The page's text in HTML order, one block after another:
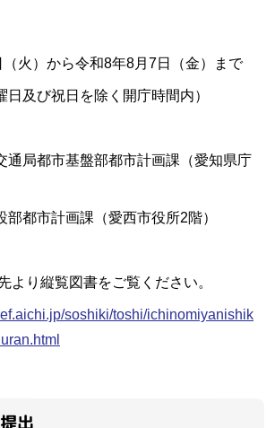
火）から令和8年8月7日（金）まで
及び祝日を除く開庁時間内）
局都市基盤部都市計画課（愛知県庁
都市計画課（愛西市役所2階）
り縦覧図書をご覧ください。
soshiki/toshi/ichinomiyanishik
出